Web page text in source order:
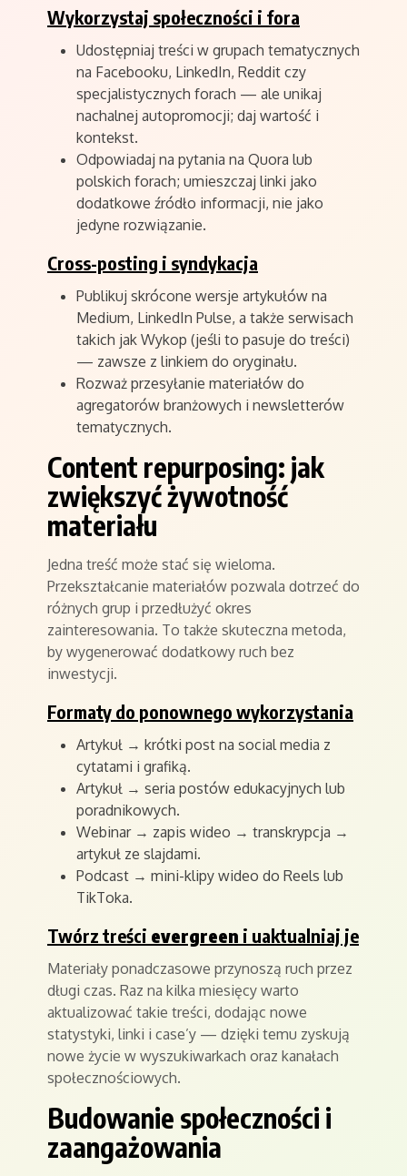
Wykorzystaj społeczności i fora
Udostępniaj treści w grupach tematycznych
na Facebooku, LinkedIn, Reddit czy
specjalistycznych forach — ale unikaj
nachalnej autopromocji; daj wartość i
kontekst.
Odpowiadaj na pytania na Quora lub
polskich forach; umieszczaj linki jako
dodatkowe źródło informacji, nie jako
jedyne rozwiązanie.
Cross-posting i syndykacja
Publikuj skrócone wersje artykułów na
Medium, LinkedIn Pulse, a także serwisach
takich jak Wykop (jeśli to pasuje do treści)
— zawsze z linkiem do oryginału.
Rozważ przesyłanie materiałów do
agregatorów branżowych i newsletterów
tematycznych.
Content repurposing: jak
zwiększyć żywotność
materiału
Jedna treść może stać się wieloma.
Przekształcanie materiałów pozwala dotrzeć do
różnych grup i przedłużyć okres
zainteresowania. To także skuteczna metoda,
by wygenerować dodatkowy ruch bez
inwestycji.
Formaty do ponownego wykorzystania
Artykuł → krótki post na social media z
cytatami i grafiką.
Artykuł → seria postów edukacyjnych lub
poradnikowych.
Webinar → zapis wideo → transkrypcja →
artykuł ze slajdami.
Podcast → mini-klipy wideo do Reels lub
TikToka.
Twórz treści evergreen i uaktualniaj je
Materiały ponadczasowe przynoszą ruch przez
długi czas. Raz na kilka miesięcy warto
aktualizować takie treści, dodając nowe
statystyki, linki i case’y — dzięki temu zyskują
nowe życie w wyszukiwarkach oraz kanałach
społecznościowych.
Budowanie społeczności i
zaangażowania